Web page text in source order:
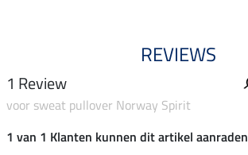
REVIEWS
1 Review
voor sweat pullover Norway Spirit
1 van 1 Klanten kunnen dit artikel aanraden